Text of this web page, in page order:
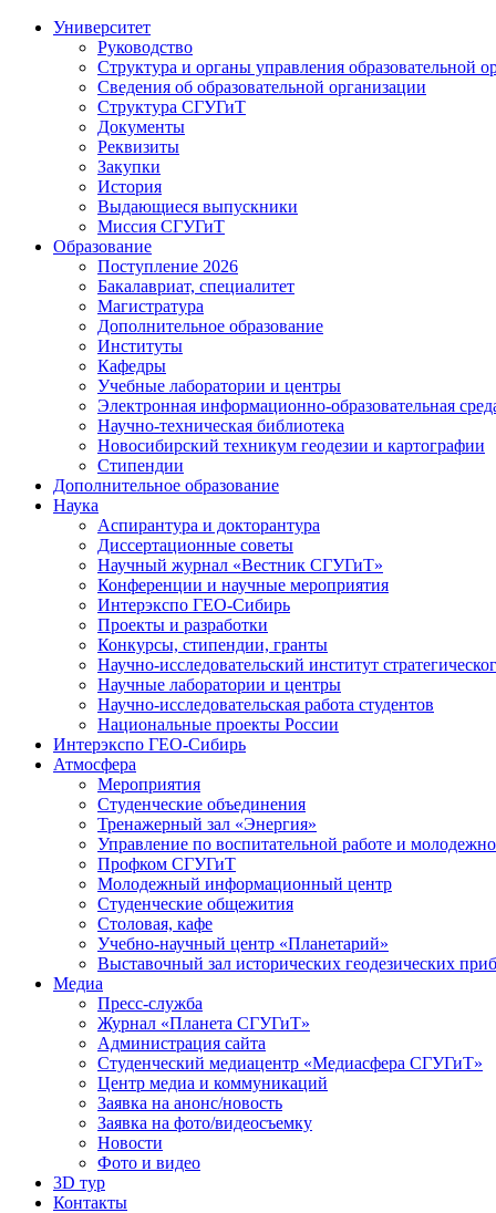
Университет
Руководство
Структура и органы управления образовательной
Сведения об образовательной организации
Структура СГУГиТ
Документы
Реквизиты
Закупки
История
Выдающиеся выпускники
Миссия СГУГиТ
Образование
Поступление 2026
Бакалавриат, специалитет
Магистратура
Дополнительное образование
Институты
Кафедры
Учебные лаборатории и центры
Электронная информационно-образовательная
Научно-техническая библиотека
Новосибирский техникум геодезии и картографии
Стипендии
Дополнительное образование
Наука
Аспирантура и докторантура
Диссертационные советы
Научный журнал «Вестник СГУГиТ»
Конференции и научные мероприятия
Интерэкспо ГЕО-Сибирь
Проекты и разработки
Конкурсы, стипендии, гранты
Научно-исследовательский институт
Научные лаборатории и центры
Научно-исследовательская работа студентов
Национальные проекты России
Интерэкспо ГЕО-Сибирь
Атмосфера
Мероприятия
Студенческие объединения
Тренажерный зал «Энергия»
Управление по воспитательной работе и
Профком СГУГиТ
Молодежный информационный центр
Студенческие общежития
Столовая, кафе
Учебно-научный центр «Планетарий»
Выставочный зал исторических геодезических
Медиа
Пресс-служба
Журнал «Планета СГУГиТ»
Администрация сайта
Студенческий медиацентр «Медиасфера СГУГиТ»
Центр медиа и коммуникаций
Заявка на анонс/новость
Заявка на фото/видеосъемку
Новости
Фото и видео
3D тур
Контакты